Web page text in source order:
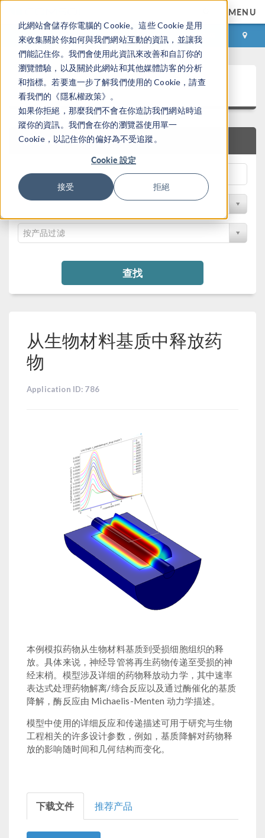
此網站會儲存你電腦的 Cookie。這些 Cookie 是用
來收集關於你如何與我們網站互動的資訊，並讓我
們能記住你。我們會使用此資訊來改善和自訂你的
瀏覽體驗，以及關於此網站和其他媒體訪客的分析
和指標。若要進一步了解我們使用的 Cookie，請查
看我們的《隱私權政策》。
如果你拒絕，那麼我們不會在你造訪我們網站時追
蹤你的資訊。我們會在你的瀏覽器使用單一
Cookie，以記住你的偏好為不受追蹤。
Cookie 設定
接受 拒絕
MENU
登录 咨询与购买
案例下载
快速搜索
按学科过滤
按产品过滤
查找
从生物材料基质中释放药
物
Application ID: 786
本例模拟药物从生物材料基质到受损细胞组织的释
放。具体来说，神经导管将再生药物传递至受损的神
经末梢。模型涉及详细的药物释放动力学，其中速率
表达式处理药物解离/缔合反应以及通过酶催化的基质
降解，酶反应由 Michaelis-Menten 动力学描述。
模型中使用的详细反应和传递描述可用于研究与生物
工程相关的许多设计参数，例如，基质降解对药物释
放的影响随时间和几何结构而变化。
下载文件 推荐产品